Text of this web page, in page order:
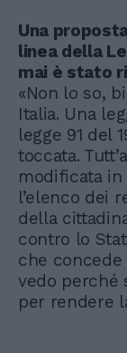
Una
linea della
mai è stato
«Non lo so,
Italia. Una
legge 91 del
toccata.
modificata
l’elenco dei
della
contro lo
che
vedo perché
per rendere